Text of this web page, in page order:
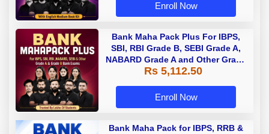
Enroll Now
Bank Maha Pack Plus For IBPS,
SBI, RBI Grade B, SEBI Grade A,
NABARD Grade A and Other Grade
A & Grade B Bank Exams
Rs 5,112.50
Enroll Now
Bank Maha Pack for IBPS, RRB &